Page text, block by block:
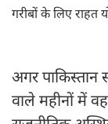
गरीबों के लिए राहत
अगर पाकिस्तान
वाले महीनों में